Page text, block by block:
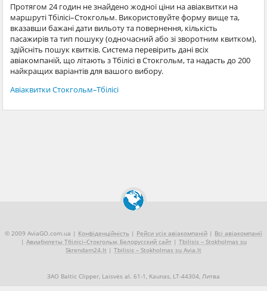
Протягом 24 годин не знайдено жодної ціни на авіаквитки на
маршруті Тбілісі–Стокгольм. Використовуйте форму вище та,
вказавши бажані дати вильоту та повернення, кількість
пасажирів та тип пошуку (одночасний або зі зворотним квитком),
здійсніть пошук квитків. Система перевірить дані всіх
авіакомпаній, що літають з Тбілісі в Стокгольм, та надасть до 200
найкращих варіантів для вашого вибору.
Авіаквитки Стокгольм–Тбілісі
© 2009 AviaGO.com.ua | Конфіденційність | Рейси усіх авіакомпаній | Всі авіакомпанії
| Авиабилеты Тбілісі–Стокгольм, Белорусский сайт| Tbilisis – Stokholmas su
Skrendam24.lt | Tbilisis – Stokholmas su Avia.lt
ЗАО Baltic Clipper, Laisvės al. 61-1, Kaunas, LT-44304, Литва